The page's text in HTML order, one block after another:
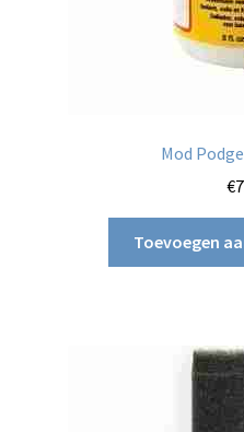
Mod
€
Toevoegen